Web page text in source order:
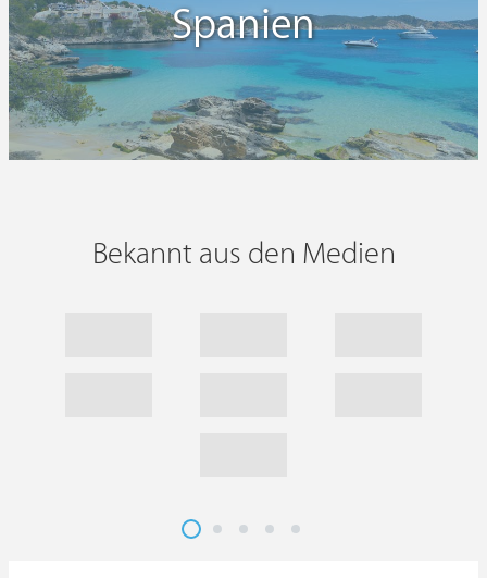
Spanien
Bekannt aus den Medien